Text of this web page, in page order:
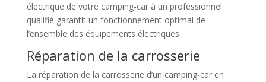
électrique de votre camping-car à un professionnel
qualifié garantit un fonctionnement optimal de
l’ensemble des équipements électriques.
Réparation de la carrosserie
La réparation de la carrosserie d’un camping-car en